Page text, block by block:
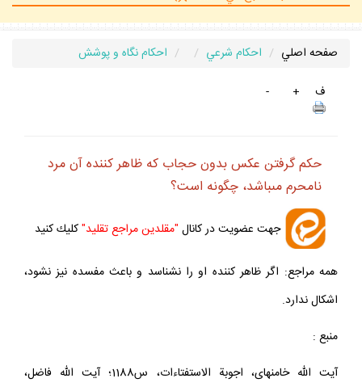
صفحه اصلي احكام شرعي
احكام نگاه و پوشش
ف
+
-
حكم گرفتن عكس بدون حجاب كه ظاهر كننده آن مرد
نامحرم مى‏باشد، چگونه است؟
جهت عضويت در كانال "مقلدين مراجع تقليد"كليك كنيد
همه مراجع: اگر ظاهر كننده او را نشناسد و باعث مفسده نيز نشود،
اشكال ندارد.
منبع :
آيت اللّه خامنه‏اى، اجوبة الاستفتاءات، س1188؛ آيت اللّه فاضل،